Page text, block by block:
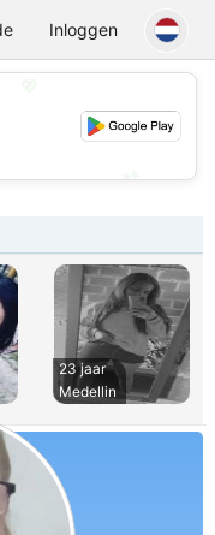
Inloggen
23 jaar
Medellin